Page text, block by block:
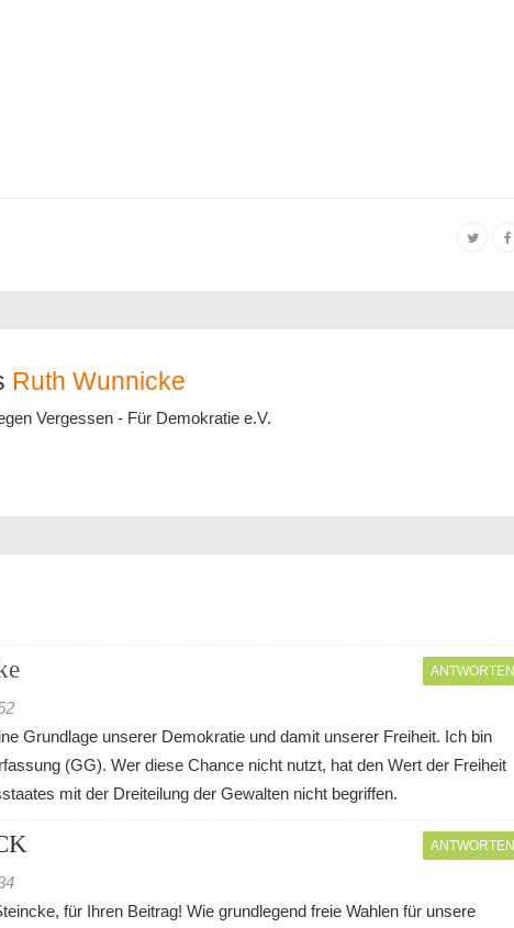
Ruth Wunnicke
Vergessen - Für Demokratie e.V.
ANTWORTEN
Grundlage unserer Demokratie und damit unserer Freiheit. Ich bin
(GG). Wer diese Chance nicht nutzt, hat den Wert der Freiheit
mit der Dreiteilung der Gewalten nicht begriffen.
ANTWORTEN
für Ihren Beitrag! Wie grundlegend freie Wahlen für unsere